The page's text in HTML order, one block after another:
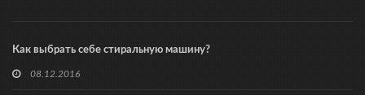
Как выбрать себе стиральную машину?
08.12.2016